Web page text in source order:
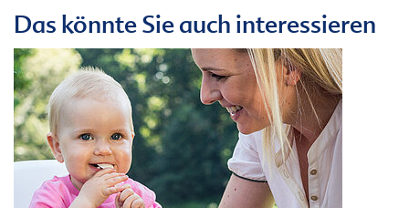
Das könnte Sie auch interessieren